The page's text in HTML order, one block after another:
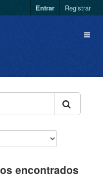
Entrar Registrar
encontrados